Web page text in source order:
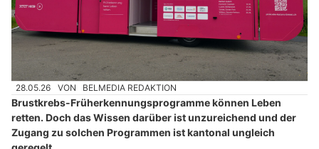
28.05.26 VON BELMEDIA REDAKTION
Brustkrebs-Früherkennungsprogramme können Leben
retten. Doch das Wissen darüber ist unzureichend und der
Zugang zu solchen Programmen ist kantonal ungleich